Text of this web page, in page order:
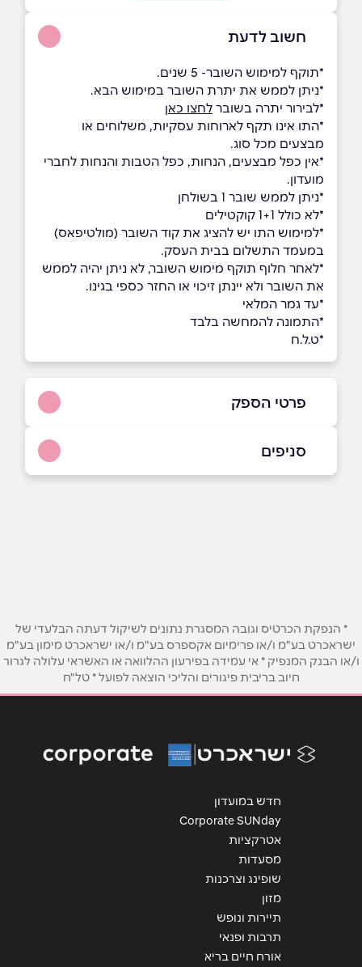
חשוב לדעת
*תוקף למימוש השובר- 5 שנים.
*ניתן לממש את יתרת השובר במימוש הבא.
*לבירור יתרה בשובר לחצו כאן
*התו אינו תקף לארוחות עסקיות, משלוחים או
מבצעים מכל סוג.
*אין כפל מבצעים, הנחות, כפל הטבות והנחות לחברי
מועדון.
*ניתן לממש שובר 1 בשולחן
*לא כולל 1+1 קוקטילים
*למימוש התו יש להציג את קוד השובר (מולטיפאס)
במעמד התשלום בבית העסק.
*לאחר חלוף תוקף מימוש השובר, לא ניתן יהיה לממש
את השובר ולא יינתן זיכוי או החזר כספי בגינו.
*עד גמר המלאי
*התמונה להמחשה בלבד
*ט.ל.ח
פרטי הספק
באתר בפייסבוק
באינסטגרם
טלפון *
אנא חזרו אלי בקשר ל...
הודעה*
סניפים
* הנפקת הכרטיס וגובה המסגרת נתונים לשיקול דעתה הבלעדי של
ישראכרט בע"מ ו/או פרימיום אקספרס בע"מ ו/או ישראכרט מימון בע"מ
ו/או הבנק המנפיק * אי עמידה בפירעון ההלוואה או האשראי עלולה לגרור
חיוב בריבית פיגורים והליכי הוצאה לפועל * טל"ח
חדש במועדון
Corporate SUNday
אטרקציות
מסעדות
שופינג וצרכנות
מזון
תיירות ונופש
תרבות ופנאי
אורח חיים בריא